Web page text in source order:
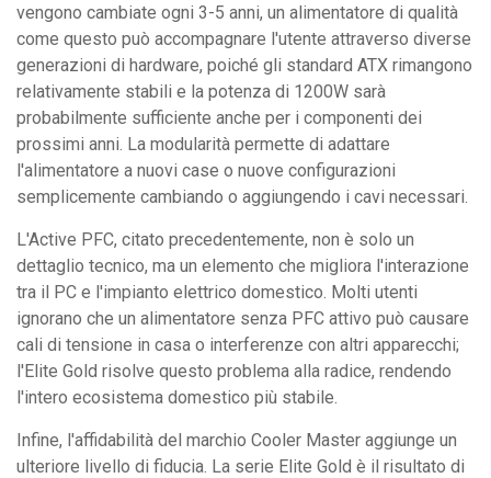
vengono cambiate ogni 3-5 anni, un alimentatore di qualità
come questo può accompagnare l'utente attraverso diverse
generazioni di hardware, poiché gli standard ATX rimangono
relativamente stabili e la potenza di 1200W sarà
probabilmente sufficiente anche per i componenti dei
prossimi anni. La modularità permette di adattare
l'alimentatore a nuovi case o nuove configurazioni
semplicemente cambiando o aggiungendo i cavi necessari.
L'Active PFC, citato precedentemente, non è solo un
dettaglio tecnico, ma un elemento che migliora l'interazione
tra il PC e l'impianto elettrico domestico. Molti utenti
ignorano che un alimentatore senza PFC attivo può causare
cali di tensione in casa o interferenze con altri apparecchi;
l'Elite Gold risolve questo problema alla radice, rendendo
l'intero ecosistema domestico più stabile.
Infine, l'affidabilità del marchio Cooler Master aggiunge un
ulteriore livello di fiducia. La serie Elite Gold è il risultato di